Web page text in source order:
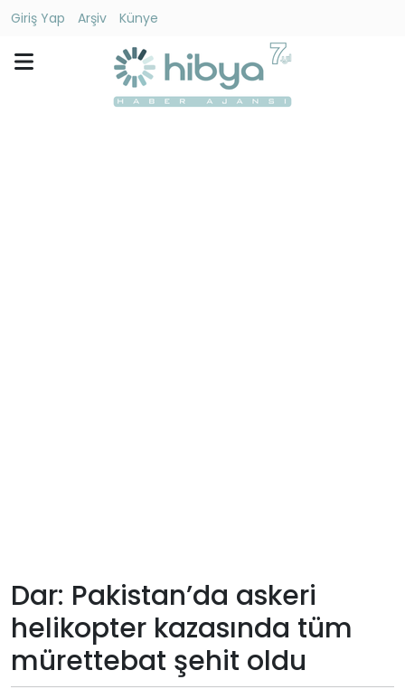
Giriş Yap Arşiv
Künye
Künye
Giriş
Yap
Dar: Pakistan’da askeri
helikopter kazasında tüm
mürettebat şehit oldu